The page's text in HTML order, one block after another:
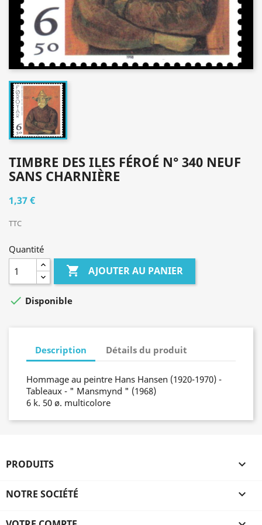
TIMBRE DES ILES FÉROÉ N° 340 NEUF
SANS CHARNIÈRE
1,37 €
TTC
Quantité
 AJOUTER AU PANIER
 Disponible
Description Détails du produit
Hommage au peintre Hans Hansen (1920-1970) -
Tableaux - " Mansmynd " (1968)
6 k. 50 ø. multicolore
PRODUITS 
NOTRE SOCIÉTÉ 